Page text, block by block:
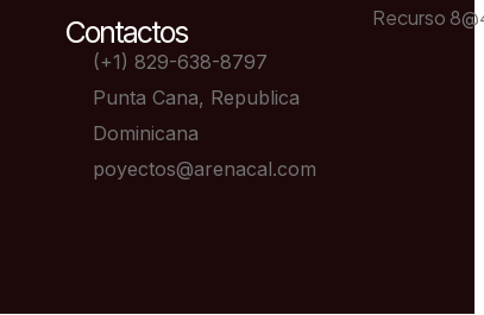
Contactos
(+1) 829-638-8797
Punta Cana, Republica
Dominicana
poyectos@arenacal.com